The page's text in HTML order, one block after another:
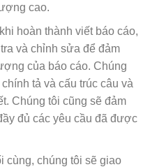
cao.
hoàn thành viết báo cáo,
và chỉnh sửa để đảm
của báo cáo. Chúng
tả và cấu trúc câu và
Chúng tôi cũng sẽ đảm
đủ các yêu cầu đã được
cùng, chúng tôi sẽ giao